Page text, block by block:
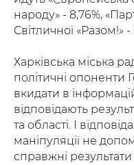
народу» - 8,76%,
Світличної «Разом!» -
Харківська міська
політичні опоненти
вкидати в
відповідають
та області. І
маніпуляції не
справжні